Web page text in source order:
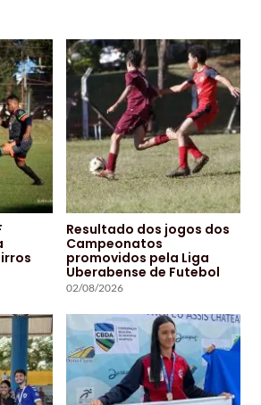
Resultado dos jogos dos
Campeonatos
promovidos pela Liga
Uberabense de Futebol
02/08/2026